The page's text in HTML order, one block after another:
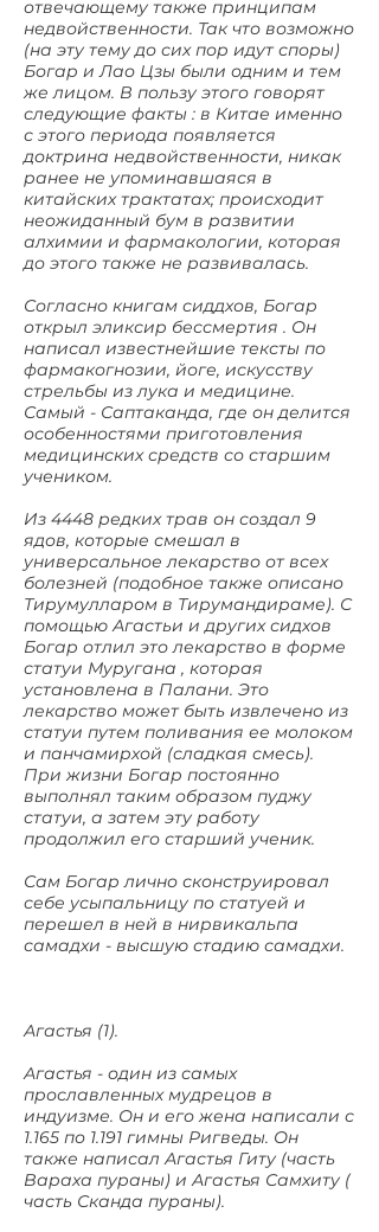
отвечающему также принципам
недвойственности. Так что возможно
(на эту тему до сих пор идут споры)
Богар и Лао Цзы были одним и тем
же лицом. В пользу этого говорят
следующие факты : в Китае именно
с этого периода появляется
доктрина недвойственности, никак
ранее не упоминавшаяся в
китайских трактатах; происходит
неожиданный бум в развитии
алхимии и фармакологии, которая
до этого также не развивалась.
Согласно книгам сиддхов, Богар
открыл эликсир бессмертия . Он
написал известнейшие тексты по
фармакогнозии, йоге, искусству
стрельбы из лука и медицине.
Самый - Саптаканда, где он делится
особенностями приготовления
медицинских средств со старшим
учеником.
Из 4448 редких трав он создал 9
ядов, которые смешал в
универсальное лекарство от всех
болезней (подобное также описано
Тирумулларом в Тирумандираме). С
помощью Агастьи и других сидхов
Богар отлил это лекарство в форме
статуи Муругана , которая
установлена в Палани. Это
лекарство может быть извлечено из
статуи путем поливания ее молоком
и панчамирхой (сладкая смесь).
При жизни Богар постоянно
выполнял таким образом пуджу
статуи, а затем эту работу
продолжил его старший ученик.
Сам Богар лично сконструировал
себе усыпальницу по статуей и
перешел в ней в нирвикальпа
самадхи - высшую стадию самадхи.
Агастья (1).
Агастья - один из самых
прославленных мудрецов в
индуизме. Он и его жена написали с
1.165 по 1.191 гимны Ригведы. Он
также написал Агастья Гиту (часть
Вараха пураны) и Агастья Самхиту (
часть Сканда пураны).